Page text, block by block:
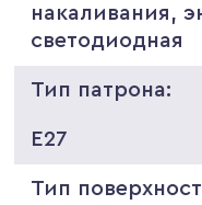
накаливания,
светодиодная
Тип патрона:
E27
Тип